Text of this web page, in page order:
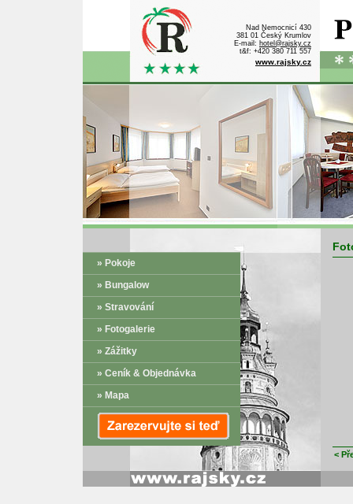
Nad Nemocnicí 430
381 01 Český Krumlov
E-mail: hotel@rajsky.cz
t&f: +420 380 711 557
www.rajsky.cz
» Pokoje
» Bungalow
» Stravování
» Fotogalerie
» Zážitky
» Ceník & Objednávka
» Mapa
<